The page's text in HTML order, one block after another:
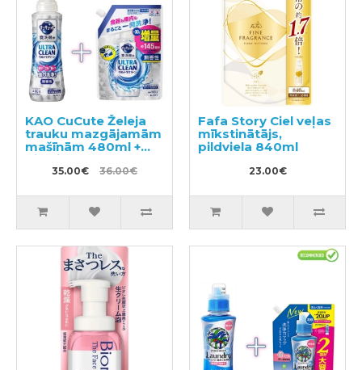
KAO CuCute Želeja
trauku mazgājamām
mašīnām 480ml +
pildviela 800g
35.00€ 36.00€
Fafa Story Ciel veļas
mīkstinātājs,
pildviela 840ml
23.00€